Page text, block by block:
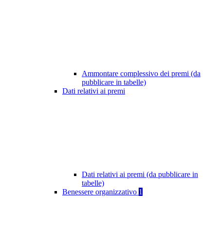
Ammontare complessivo dei premi (da
pubblicare in tabelle)
Dati relativi ai premi
Dati relativi ai premi (da pubblicare in
tabelle)
Benessere organizzativo 1